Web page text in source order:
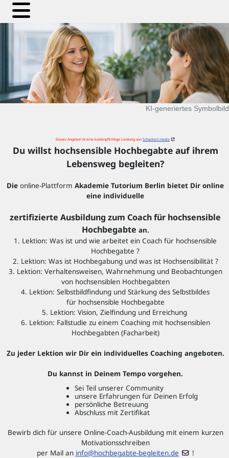
KI‑generiertes Symbolbild
Dieses Angebot ist eine kostenpflichtige Leistung von Schackert media
Du willst hochsensible Hochbegabte auf ihrem
Lebensweg begleiten?
Dieonline-Plattform Akademie Tutorium Berlin bietet Dir online
eine individuelle
zertifizierte Ausbildung zum Coach für hochsensible
Hochbegabte an.
1. Lektion: Was ist und wie arbeitet ein Coach für hochsensible
Hochbegabte ?
2. Lektion: Was ist Hochbegabung und was ist Hochsensibilität ?
3. Lektion: Verhaltensweisen, Wahrnehmung und Beobachtungen
von hochsensiblen Hochbegabten
4. Lektion: Selbstbildfindung und Stärkung des Selbstbildes
für hochsensible Hochbegabte
5. Lektion: Vision, Zielfindung und Erreichung
6. Lektion: Fallstudie zu einem Coaching mit hochsensiblen
Hochbegabten (Facharbeit)
Zu jeder Lektion wir Dir ein individuelles Coaching angeboten.
Du kannst in Deinem Tempo vorgehen.
Sei Teil unserer Community
unsere Erfahrungen für Deinen Erfolg
persönliche Betreuung
Abschluss mit Zertifikat
Bewirb dich für unsere Online-Coach-Ausbildung mit einem kurzen
Motivationsschreiben
per Mail an info@hochbegabte-begleiten.de !